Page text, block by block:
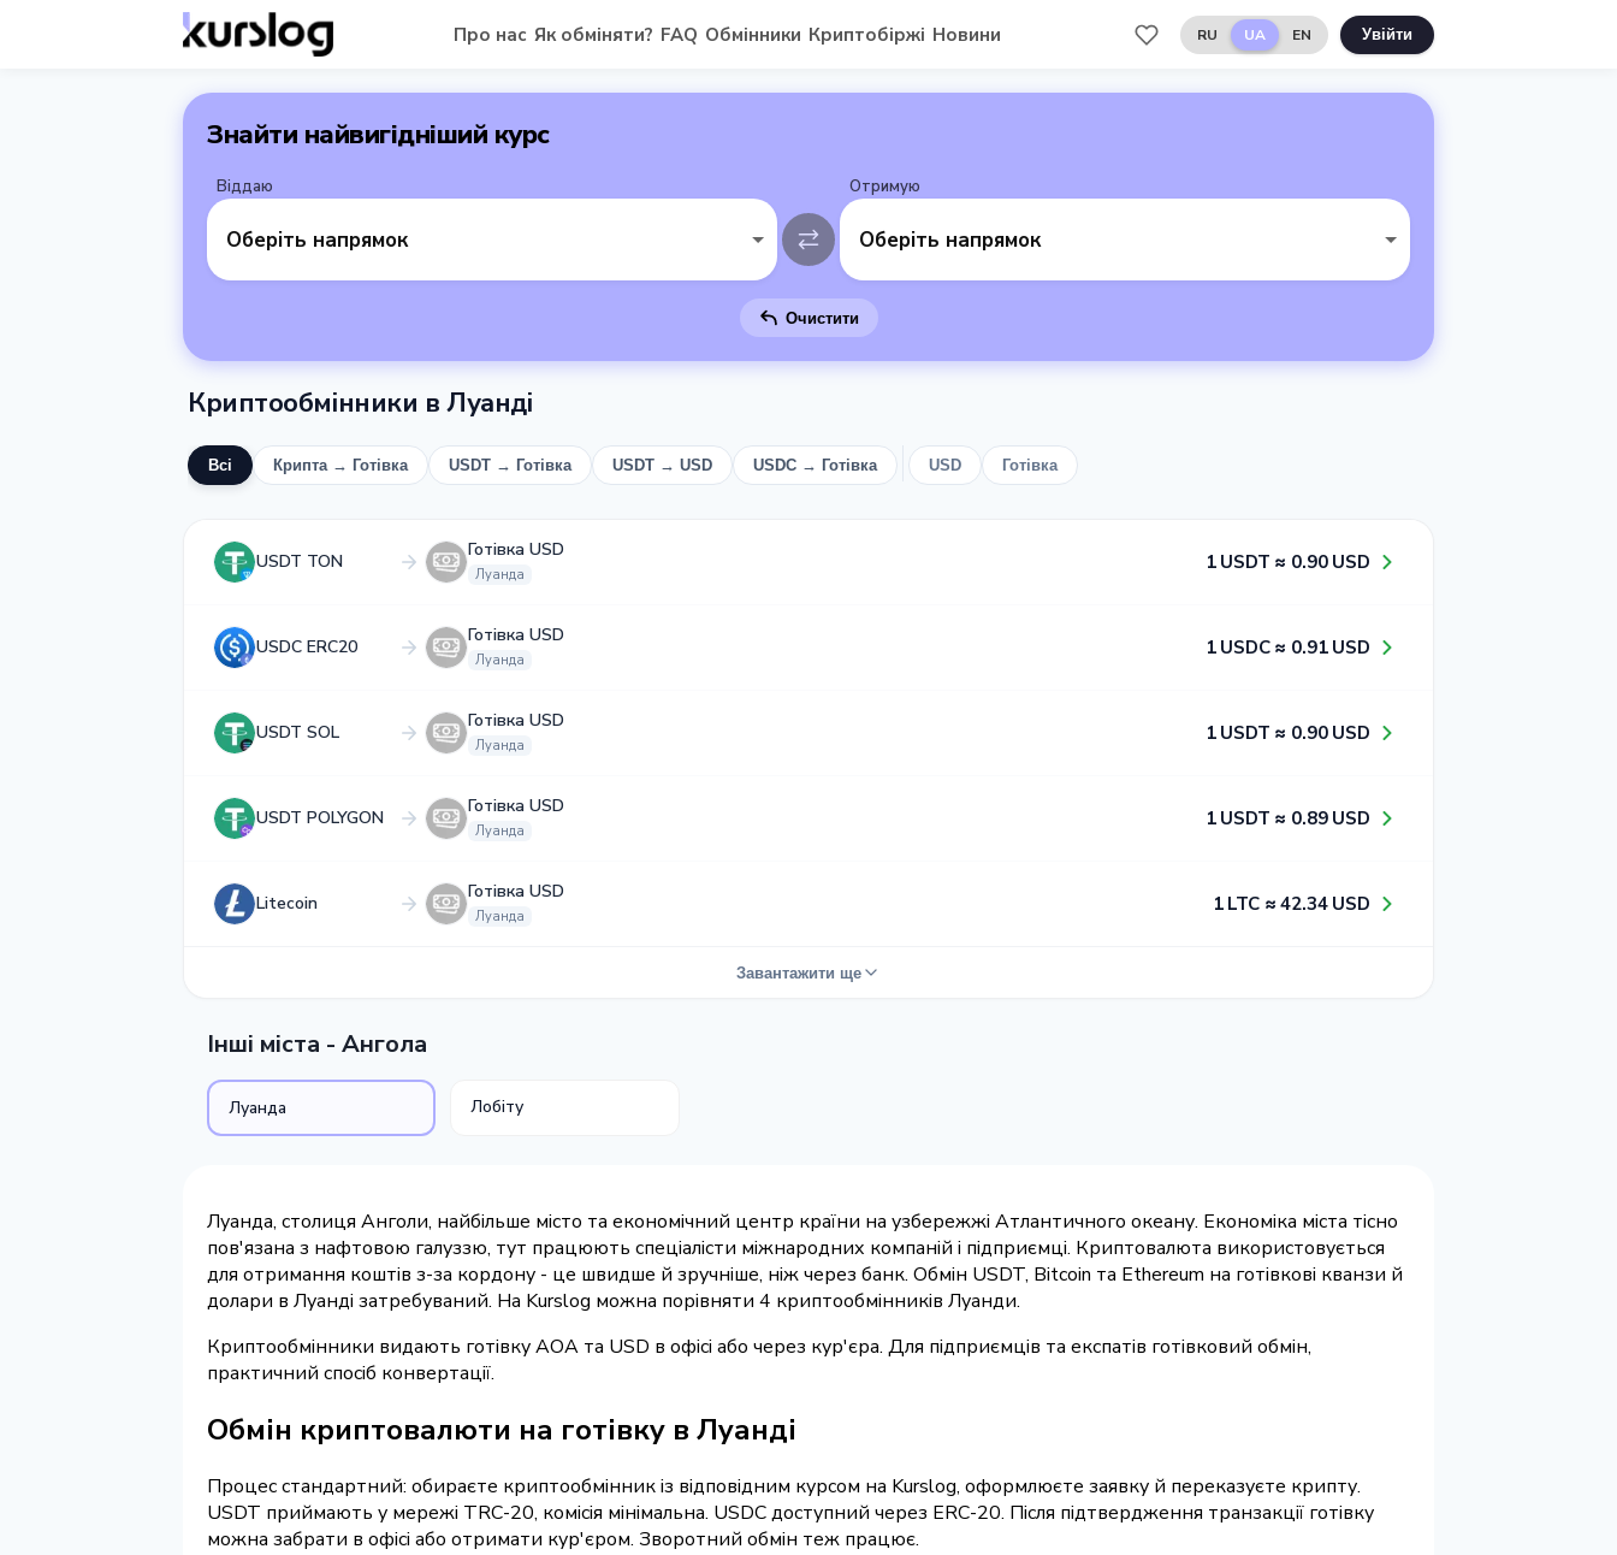
Про нас Як обміняти? FAQ Обмінники Криптобіржі Новини RU UA EN Увійти
Знайти найвигідніший курс
Віддаю
Оберіть напрямок
Отримую
Оберіть напрямок
Очистити
Криптообмінники в Луанді
Всі Крипта → Готівка USDT → Готівка USDT → USD USDC → Готівка USD Готівка
USDT TON
Готівка USD
Луанда
1​ USDT ≈ 0​.9​0​ USD
USDC ERC20
Готівка USD
Луанда
1​ USDC ≈ 0​.9​1​ USD
USDT SOL
Готівка USD
Луанда
1​ USDT ≈ 0​.9​0​ USD
USDT POLYGON
Готівка USD
Луанда
1​ USDT ≈ 0​.8​9​ USD
Litecoin
Готівка USD
Луанда
1​ LTC ≈ 4​2​.3​4​ USD
Завантажити ще
Інші міста - Ангола
Луанда Лобіту
Луанда, столиця Анголи, найбільше місто та економічний центр країни на узбережжі Атлантичного океану. Економіка міста тісно
пов'язана з нафтовою галуззю, тут працюють спеціалісти міжнародних компаній і підприємці. Криптовалюта використовується
для отримання коштів з-за кордону - це швидше й зручніше, ніж через банк. Обмін USDT, Bitcoin та Ethereum на готівкові кванзи й
долари в Луанді затребуваний. На Kurslog можна порівняти 4 криптообмінників Луанди.
Криптообмінники видають готівку AOA та USD в офісі або через кур'єра. Для підприємців та експатів готівковий обмін,
практичний спосіб конвертації.
Обмін криптовалюти на готівку в Луанді
Процес стандартний: обираєте криптообмінник із відповідним курсом на Kurslog, оформлюєте заявку й переказуєте крипту.
USDT приймають у мережі TRC-20, комісія мінімальна. USDC доступний через ERC-20. Після підтвердження транзакції готівку
можна забрати в офісі або отримати кур'єром. Зворотний обмін теж працює.